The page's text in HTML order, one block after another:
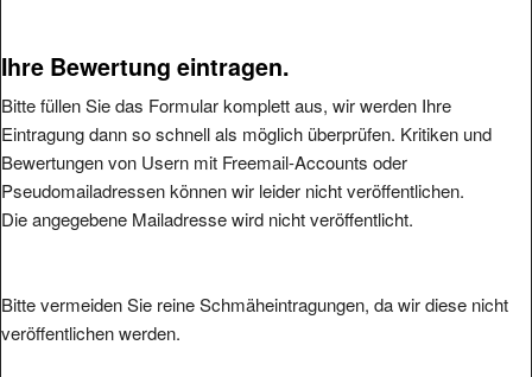
Ihre Bewertung eintragen.
Bitte füllen Sie das Formular komplett aus, wir werden Ihre
Eintragung dann so schnell als möglich überprüfen. Kritiken und
Bewertungen von Usern mit Freemail-Accounts oder
Pseudomailadressen können wir leider nicht veröffentlichen.
Die angegebene Mailadresse wird nicht veröffentlicht.
Bitte vermeiden Sie reine Schmäheintragungen, da wir diese nicht
veröffentlichen werden.